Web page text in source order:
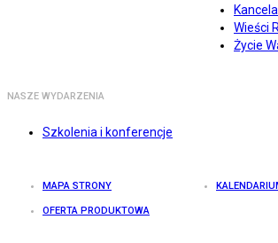
Wieści
Życie
NASZE WYDARZENIA
Szkolenia i konferencje
MAPA STRONY
OFERTA PRODUKTOWA